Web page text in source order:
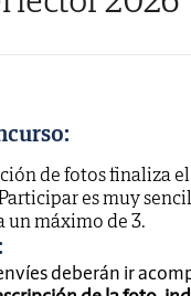
de fotos finaliza el
es muy
un máximo de 3.
deberán ir